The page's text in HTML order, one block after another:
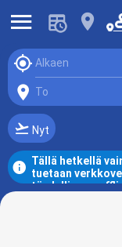
󰍜 󰍎
Alkaen
󰆤
To
󰍎
󰗕 Nyt
󰋼 Tällä hetkellä
tuetaan
täydelliseen